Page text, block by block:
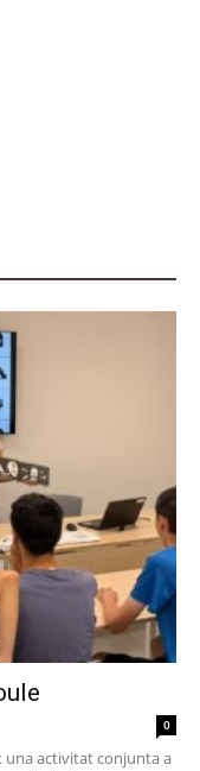
0
una activitat conjunta a